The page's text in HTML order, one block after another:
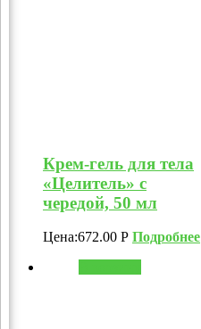
Крем-гель для тела
«Целитель» с
чередой, 50 мл
Цена:672.00 Р Подробнее